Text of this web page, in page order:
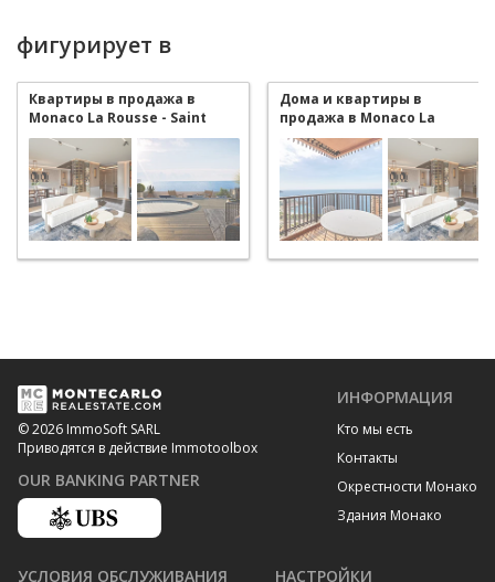
фигурирует в
Квартиры в продажа в
Monaco La Rousse - Saint
Roman
Дома и квартиры в
продажа в Monaco La
Rousse - Saint Roman
© 2026 ImmoSoft SARL
Приводятся в действие Immotoolbox
OUR BANKING PARTNER
ИНФОРМАЦИЯ
Кто мы есть
Контакты
Окрестности Монако
Здания Монако
УСЛОВИЯ ОБСЛУЖИВАНИЯ НАСТРОЙКИ